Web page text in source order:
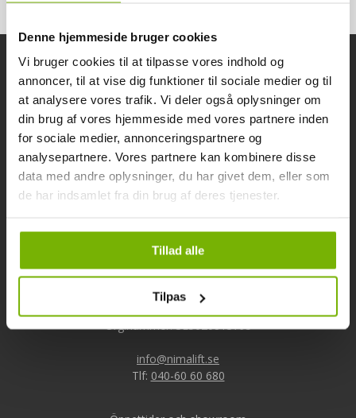
Denne hjemmeside bruger cookies
Vi bruger cookies til at tilpasse vores indhold og
annoncer, til at vise dig funktioner til sociale medier og til
at analysere vores trafik. Vi deler også oplysninger om
din brug af vores hjemmeside med vores partnere inden
for sociale medier, annonceringspartnere og
analysepartnere. Vores partnere kan kombinere disse
data med andre oplysninger, du har givet dem, eller som
de har indsamlet fra din brug af deres tjenester.
Tillad alle
Tilpas
Information
Support
Om Nimalift
Kontakt
Nimalift ApS
Kløvermarken 117
DK-7190 Billund
Org.nummer: SE5020813795
info@nimalift.se
Tlf: 040-60 60 680